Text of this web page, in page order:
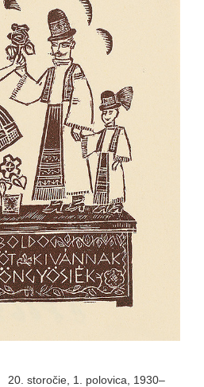
20. storočie, 1. polovica, 1930–